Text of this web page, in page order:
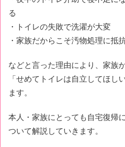
る
・トイレの失敗で洗濯が大変
・家族だからこそ汚物処理に抵
などと言った理由により、家族
「せめてトイレは自立してほし
ます。
本人・家族にとっても自宅復帰
ついて解説していきます。